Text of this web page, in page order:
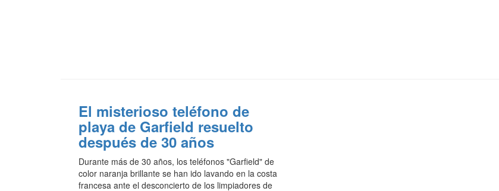
El misterioso teléfono de
playa de Garfield resuelto
después de 30 años
Durante más de 30 años, los teléfonos "Garfield" de
color naranja brillante se han ido lavando en la costa
francesa ante el desconcierto de los limpiadores de